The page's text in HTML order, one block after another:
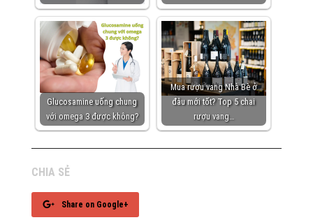
Glucosamine uống chung
với omega 3 được không?
Mua rượu vang Nhà Bè ở
đâu mới tốt? Top 5 chai
rượu vang…
CHIA SẺ
Share on Google+